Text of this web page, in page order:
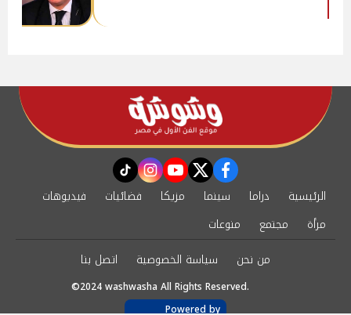
facebook
twitter
youtube
instagram
tiktok
الرئيسية دراما سينما مزيكا فضائيات
فيديوهات
مرأة
مجتمع
منوعات
من نحن
سياسة الخصوصية اتصل بنا
©2024 washwasha All Rights Reserved.
Powered by